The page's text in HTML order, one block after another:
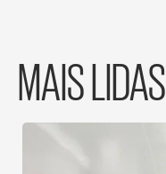
MAIS LIDAS